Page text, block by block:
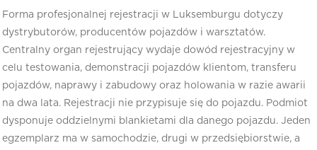
Forma profesjonalnej rejestracji w Luksemburgu dotyczy
dystrybutorów, producentów pojazdów i warsztatów.
Centralny organ rejestrujący wydaje dowód rejestracyjny w
celu testowania, demonstracji pojazdów klientom, transferu
pojazdów, naprawy i zabudowy oraz holowania w razie awarii
na dwa lata. Rejestracji nie przypisuje się do pojazdu. Podmiot
dysponuje oddzielnymi blankietami dla danego pojazdu. Jeden
egzemplarz ma w samochodzie, drugi w przedsiębiorstwie, a